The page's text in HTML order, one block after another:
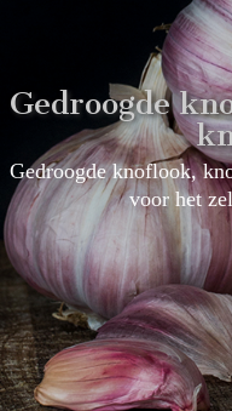
Gedroogde
Gedroogde knoflook,
voor het